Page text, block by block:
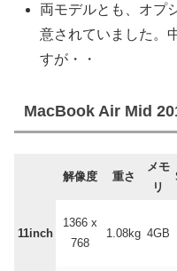
両モデルとも、オプ
意されていました。
すが・・
MacBook Air Mid
解像度 重さ
メモ
リ
11inch
1366 x
768
1.08kg 4GB